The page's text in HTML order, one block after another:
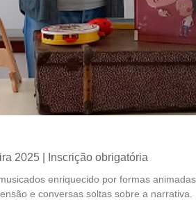
2025 | Inscrição obrigatória
enriquecido por formas
e conversas soltas sobre a narrativa.